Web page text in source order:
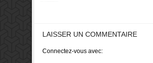
LAISSER UN COMMENTAIRE
Connectez-vous avec: